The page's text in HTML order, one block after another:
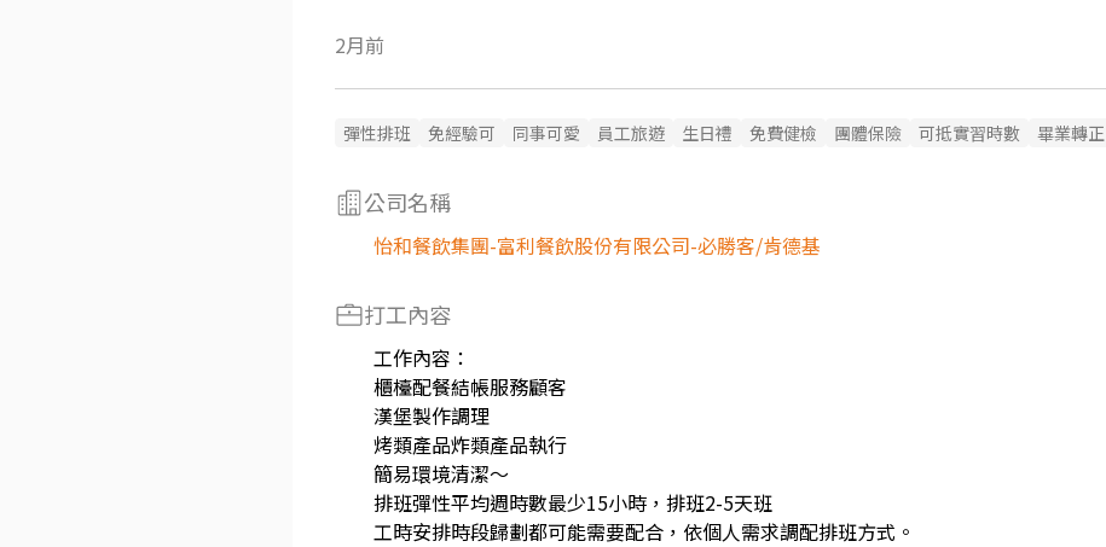
2月前
彈性排班 免經驗可 同事可愛 員工旅遊 生日禮 免費健檢 團體保險 可抵實習時數 畢業轉正
公司名稱
怡和餐飲集團-富利餐飲股份有限公司-必勝客/肯德基
打工內容
工作內容：
櫃檯配餐結帳服務顧客
漢堡製作調理
烤類產品炸類產品執行
簡易環境清潔～
排班彈性平均週時數最少15小時，排班2-5天班
工時安排時段歸劃都可能需要配合，依個人需求調配排班方式。